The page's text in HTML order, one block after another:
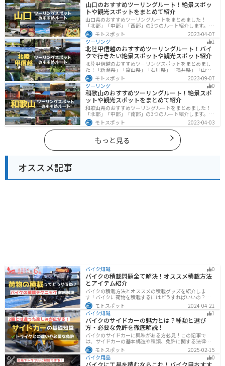
山口のおすすめツーリングルート！絶景スポッ
トや観光スポットをまとめて紹介
山口県のおすすめツーリングルートをまとめました！
「北部」「中部」「西部」の3つのルート紹介します。美
しい海岸線や山々を楽しむことができます。バイクで山
口県にツーリングに行く際は参考にしてください。
モトスポット
2023-04-07
ツーリング
1
北陸甲信越のおすすめツーリングルート！バイ
クで行きたい絶景スポットや観光スポット紹介
北陸甲信越のおすすめツーリングスポットをまとめまし
た！「新潟県」「富山県」「石川県」「福井県」「山梨
県」「長野県」の各県の観光地紹介します。自然豊かな
山々や湖、温泉地が点在し、四季折々の景色を楽しめる
スポットが多数あります。バイクで北陸甲信越にツーリ
ングに行く際は参考にしてください。
モトスポット
2023-09-07
ツーリング
0
和歌山のおすすめツーリングルート！絶景スポ
ットや観光スポットをまとめて紹介
和歌山県のおすすめツーリングルートをまとめました！
「北部」「中部」「南部」の3つのルート紹介します。海
と山に囲まれた自然豊かなエリアが広がり、様々な楽し
み方ができます。バイクで和歌山県にツーリングに行く
際は参考にしてください。
モトスポット 2023-04-03
もっと見る
オススメ記事
バイク知識 0
バイクの積載問題全て解決！オススメ積載方法
とアイテム紹介
バイクの積載方法とオススメの積載グッズを紹介しま
す！バイクに荷物を積載するにはどうすればいいの？と
いう疑問はこれで解決！通勤や日帰りツーリング、キャ
ンプツーリングなど用途別にオススメの積載方法を解説
します！オススメの積載アイテムも紹介するので、バイ
クの積載に悩んでいる方は参考にしてください。
モトスポット
2024-04-21
バイク知識
1
バイクのサイドカーの魅力とは？種類と選び
方・必要な免許を徹底解説！
バイクのサイドカーに興味がある方必見！この記事で
は、サイドカーの基本構造や種類、免許に関する法律、
メンテナンス方法を解説しています。実は、サイドカー
は法律上、二輪車として扱われるため、排気量に応じた
二輪免許が必要です。この記事を読めば、サイドカーの
モトスポット
2025-02-15
バイク用品
0